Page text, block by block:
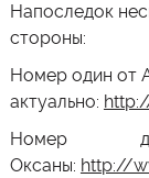
Напоследок
стороны:
Номер один от
актуально:
Номер
Оксаны: http://